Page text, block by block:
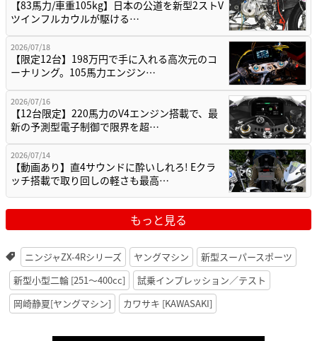
【83馬力/車重105kg】日本の公道を新型2ストV
ツインフルカウルが駆ける…
2026/07/18
【限定12台】198万円で手に入れる高次元のコ
ーナリング。105馬力エンジン…
2026/07/16
【12台限定】220馬力のV4エンジン搭載で、最
新の予測型電子制御で限界を超…
2026/07/14
【動画あり】直4サウンドに酔いしれろ! Eクラ
ッチ搭載で取り回しの軽さも最高…
もっと見る
ニンジャZX-4Rシリーズ ヤングマシン
新型スーパースポーツ
新型小型二輪 [251〜400cc]
試乗インプレッション／テスト
岡崎静夏[ヤングマシン]
カワサキ [KAWASAKI]